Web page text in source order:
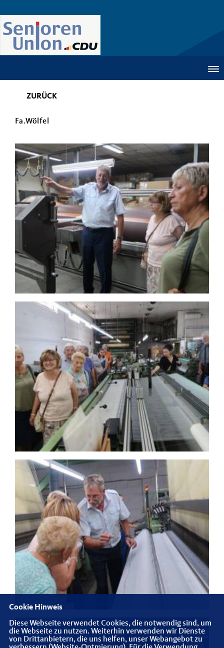
ZURÜCK
Fa.Wölfel
Cookie Hinweis
Diese Webseite verwendet Cookies, die notwendig sind, um
die Webseite zu nutzen. Weiterhin verwenden wir Dienste
von Drittanbietern, die uns helfen, unser Webangebot zu